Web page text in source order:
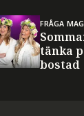
FRÅGA
tänka
bostad